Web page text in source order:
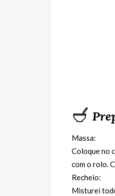
Massa:
Coloque no
com o rolo.
Recheio:
Misturei